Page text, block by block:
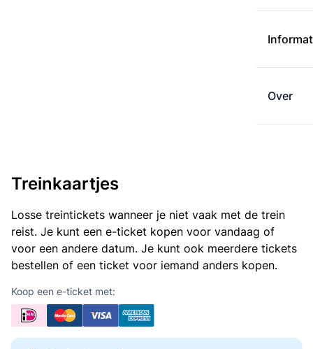
Over
Treinkaartjes
Losse treintickets wanneer je niet vaak met de trein
reist. Je kunt een e-ticket kopen voor vandaag of
voor een andere datum. Je kunt ook meerdere tickets
bestellen of een ticket voor iemand anders kopen.
Koop een e-ticket met: